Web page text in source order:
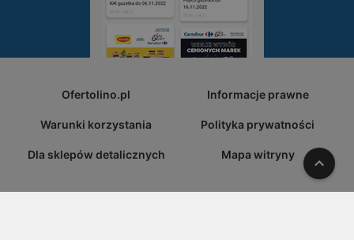
Ofertolino.pl Informacje prawne
Warunki korzystania Polityka prywatności
Dla sklepów detalicznych Mapa witryny W